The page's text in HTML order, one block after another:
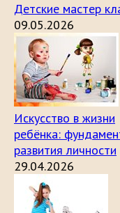
Детские мастер
09.05.2026
Искусство в жизни
ребёнка:
развития личности
29.04.2026